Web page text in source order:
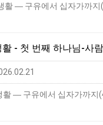
― 구유에서 십자가까
- 첫 번째 하나님-사